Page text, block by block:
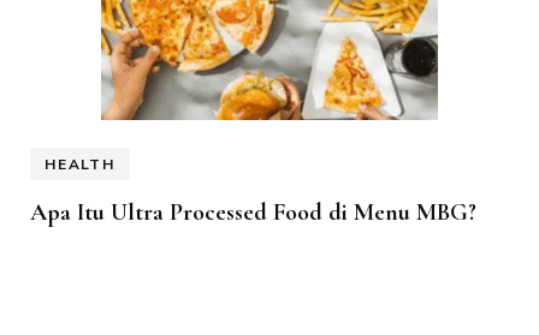
HEALTH
Apa Itu Ultra Processed Food di Menu MBG?